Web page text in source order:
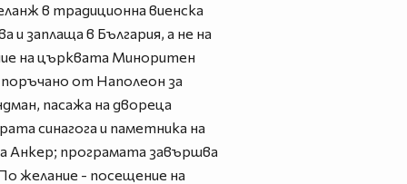
в традиционна виенска
заплаща в България, а не на
на църквата Миноритен
поръчано от Наполеон за
пасажа на двореца
синагога и паметника на
Анкер; програмата завършва
желание - посещение на